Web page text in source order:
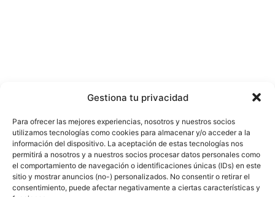
Gestiona tu privacidad
Para ofrecer las mejores experiencias, nosotros y nuestros socios
utilizamos tecnologías como cookies para almacenar y/o acceder a la
información del dispositivo. La aceptación de estas tecnologías nos
permitirá a nosotros y a nuestros socios procesar datos personales como
el comportamiento de navegación o identificaciones únicas (IDs) en este
sitio y mostrar anuncios (no-) personalizados. No consentir o retirar el
consentimiento, puede afectar negativamente a ciertas características y